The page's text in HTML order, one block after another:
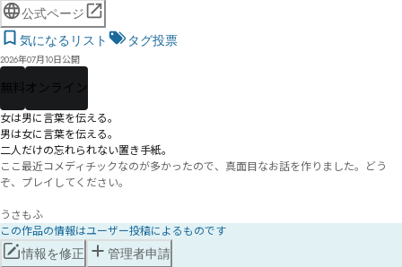
公式ページ
気になるリスト
タグ投票
2026年07月10日公開
無料 オンライン
女は男に言葉を伝える。
男は女に言葉を伝える。
二人だけの忘れられない置き手紙。
ここ最近コメディチックなのが多かったので、真面目なお話を作りました。どう
ぞ、プレイしてください。
うさもふ
この作品の情報はユーザー投稿によるものです
情報を修正 管理者申請